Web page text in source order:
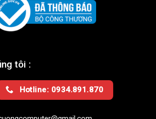
tôi :
Hotline: 0934.891.870